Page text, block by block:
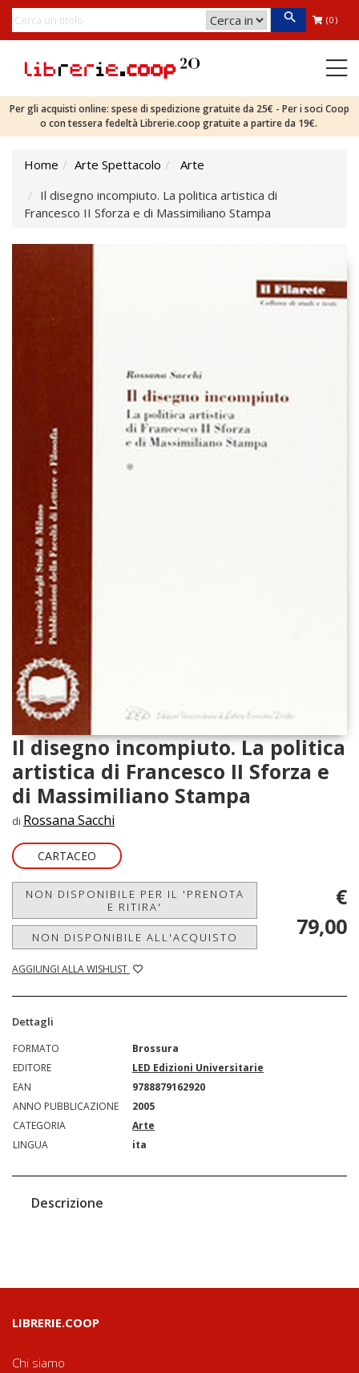
(0)
Per gli acquisti online: spese di spedizione gratuite da 25€ - Per i soci Coop
o con tessera fedeltà Librerie.coop gratuite a partire da 19€.
Home Arte Spettacolo
Arte
Il disegno incompiuto. La politica artistica di
Francesco II Sforza e di Massimiliano Stampa
Il disegno incompiuto. La politica
artistica di Francesco II Sforza e
di Massimiliano Stampa
di Rossana Sacchi
CARTACEO
NON DISPONIBILE PER IL 'PRENOTA
E RITIRA'
NON DISPONIBILE ALL'ACQUISTO
AGGIUNGI ALLA WISHLIST
€
79,00
Dettagli
FORMATO
Brossura
EDITORE
LED Edizioni Universitarie
EAN
9788879162920
ANNO PUBBLICAZIONE
2005
CATEGORIA
Arte
LINGUA
ita
Descrizione
LIBRERIE.COOP
Chi siamo